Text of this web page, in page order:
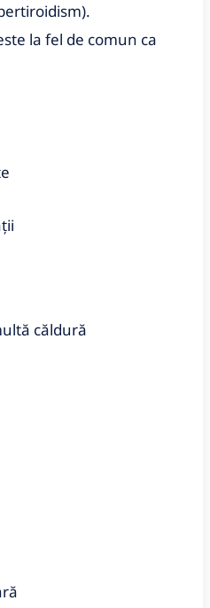
la fel de comun ca
căldură